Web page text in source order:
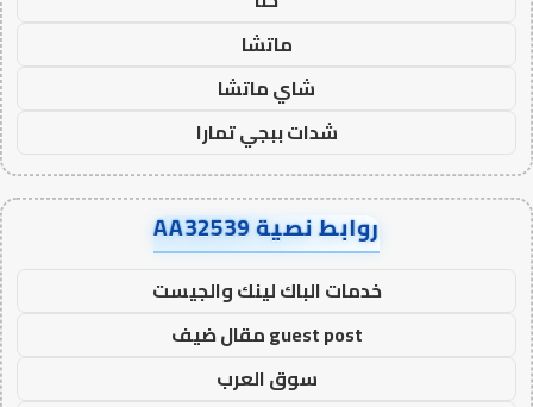
ماتشا
شاي ماتشا
شدات ببجي تمارا
روابط نصية AA32539
خدمات الباك لينك والجيست
guest post مقال ضيف
سوق العرب